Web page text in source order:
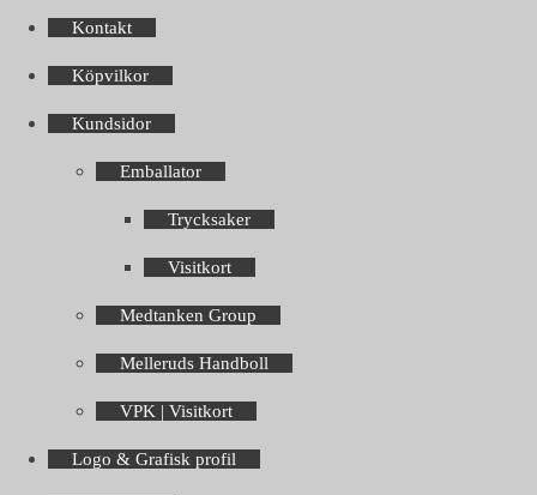
Kontakt
Köpvilkor
Kundsidor
Emballator
Trycksaker
Visitkort
Medtanken Group
Melleruds Handboll
VPK | Visitkort
Logo & Grafisk profil